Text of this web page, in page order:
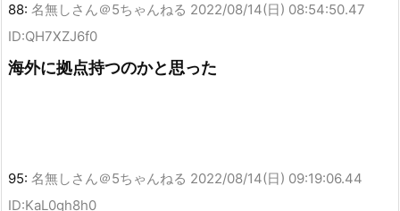
88: 名無しさん＠5ちゃんねる 2022/08/14(日) 08:54:50.47
ID:QH7XZJ6f0
海外に拠点持つのかと思った
95: 名無しさん＠5ちゃんねる 2022/08/14(日) 09:19:06.44
ID:KaL0gh8h0